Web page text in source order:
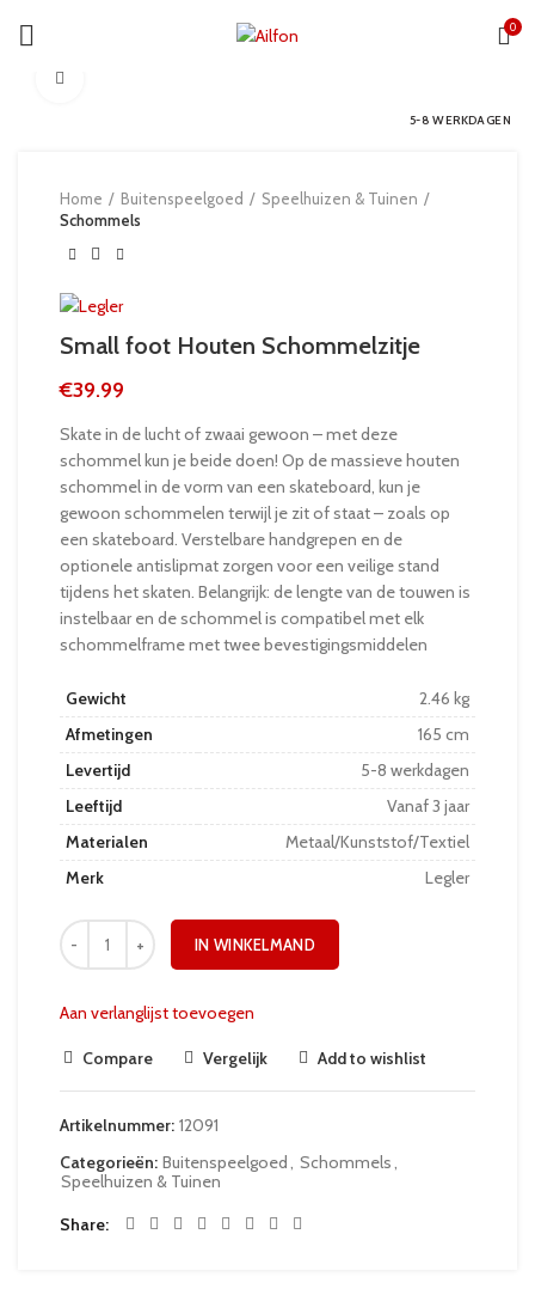
0
5-8 WERKDAGEN
Home Buitenspeelgoed
Speelhuizen & Tuinen
Schommels
Small foot Houten Schommelzitje
€39.99
Skate in de lucht of zwaai gewoon – met deze
schommel kun je beide doen! Op de massieve houten
schommel in de vorm van een skateboard, kun je
gewoon schommelen terwijl je zit of staat – zoals op
een skateboard. Verstelbare handgrepen en de
optionele antislipmat zorgen voor een veilige stand
tijdens het skaten. Belangrijk: de lengte van de touwen is
instelbaar en de schommel is compatibel met elk
schommelframe met twee bevestigingsmiddelen
Gewicht
2.46 kg
Afmetingen
165 cm
Levertijd
5-8 werkdagen
Leeftijd
Vanaf 3 jaar
Materialen
Metaal/Kunststof/Textiel
Merk
Legler
IN WINKELMAND
Aan verlanglijst toevoegen
Compare Vergelijk Add to wishlist
Artikelnummer: 12091
Categorieën: Buitenspeelgoed Schommels
Speelhuizen & Tuinen
Share